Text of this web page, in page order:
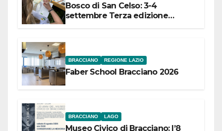
Bosco di San Celso: 3-4
settembre Terza edizione
BRACCIANO REGIONE LAZIO
Faber School Bracciano 2026
BRACCIANO LAGO
Museo Civico di Bracciano: l’8